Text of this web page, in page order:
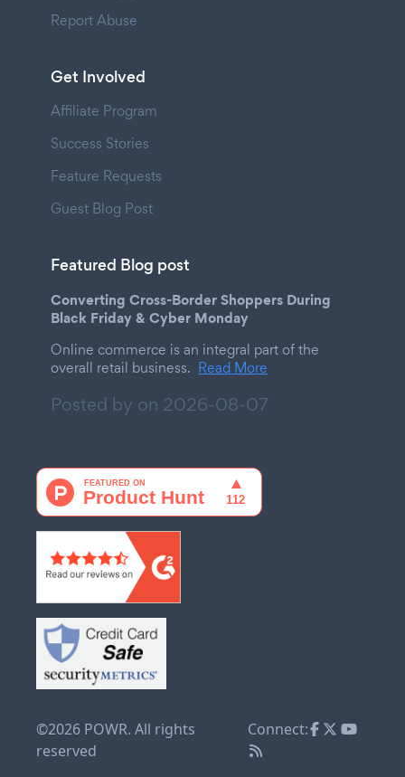
Report Abuse
Get Involved
Affiliate Program
Success Stories
Feature Requests
Guest Blog Post
Featured Blog post
Converting Cross-Border Shoppers During
Black Friday & Cyber Monday
Online commerce is an integral part of the
overall retail business. Read More
Posted by on 2026-08-07
©2026 POWR. All rights
reserved
Connect: